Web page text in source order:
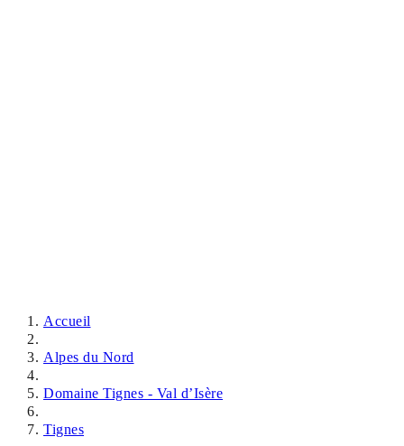
Accueil
Alpes du Nord
Domaine Tignes - Val d’Isère
Tignes